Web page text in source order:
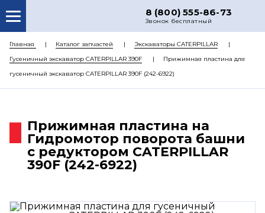
8 (800) 555-86-73
Звонок бесплатный
О НАС
КАТАЛОГ ЗАПЧАСТЕЙ
РЕМОНТ
ЦЕНЫ
КОНТАКТЫ
Главная Каталог запчастей
Экскаваторы CATERPILLAR
Гусеничный экскаватор CATERPILLAR 390F
Прижимная пластина для
гусеничный экскаватор CATERPILLAR 390F (242-6922)
Прижимная пластина на
Гидромотор поворота башни
с редуктором CATERPILLAR
390F (242-6922)